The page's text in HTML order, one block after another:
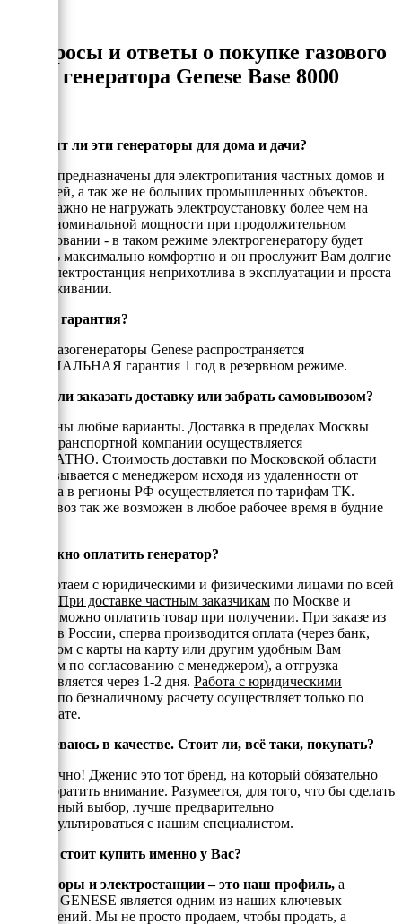
Вопросы и ответы о покупке газового
генератора Genese Base 8000
Подходят ли эти генераторы для дома и дачи?
Да, они предназначены для электропитания частных домов и
коттеджей, а так же не больших промышленных объектов.
Очень важно не нагружать электроустановку более чем на
80% от номинальной мощности при продолжительном
использовании - в таком режиме электрогенератору будет
работать максимально комфортно и он прослужит Вам долгие
годы. Электростанция неприхотлива в эксплуатации и проста
в обслуживании.
Есть ли гарантия?
На все газогенераторы Genese распространяется
ОФИЦИАЛЬНАЯ гарантия 1 год в резервном режиме.
Можно ли заказать доставку или забрать самовывозом?
Возможны любые варианты. Доставка в пределах Москвы
или до транспортной компании осуществляется
БЕСПЛАТНО. Стоимость доставки по Московской области
согласовывается с менеджером исходя из удаленности от
МКАД, а в регионы РФ осуществляется по тарифам ТК.
Самовывоз так же возможен в любое рабочее время в будние
Как можно оплатить генератор?
Мы работаем с юридическими и физическими лицами по всей
При доставке частным заказчикам по Москве и
области можно оплатить товар при получении. При заказе из
регионов России, сперва производится оплата (через банк,
переводом с карты на карту или другим удобным Вам
способом по согласованию с менеджером), а отгрузка
осуществляется через 1-2 дня. Работа с юридическими
по безналичному расчету осуществляет только по
предоплате.
Я сомневаюсь в качестве. Стоит ли, всё таки, покупать?
Да, конечно! Дженис это тот бренд, на который обязательно
стоит обратить внимание. Разумеется, для того, что бы сделать
правильный выбор, лучше предварительно
проконсультироваться с нашим специалистом.
Почему стоит купить именно у Вас?
Генераторы и электростанции – это наш профиль, а
техника GENESE является одним из наших ключевых
направлений. Мы не просто продаем, чтобы продать, а